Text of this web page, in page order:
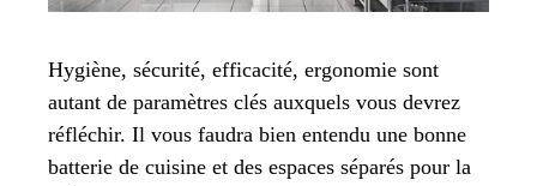
Hygiène, sécurité, efficacité, ergonomie sont
autant de paramètres clés auxquels vous devrez
réfléchir. Il vous faudra bien entendu une bonne
batterie de cuisine et des espaces séparés pour la